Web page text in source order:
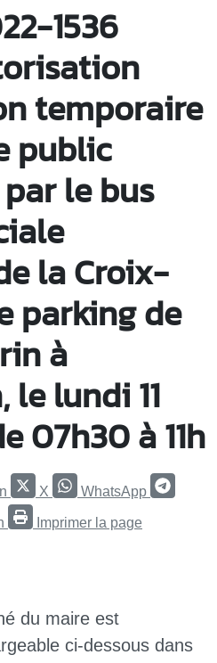
1536
temporaire
public
le bus
la Croix-
parking de
à
lundi 11
07h30 à 11h
X WhatsApp
Imprimer la page
du maire est
ci-dessous dans